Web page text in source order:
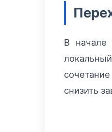
В начале
снизить